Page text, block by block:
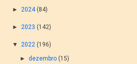
►2024 (84)
►2023 (142)
▼ 2022 (196)
► dezembro (15)